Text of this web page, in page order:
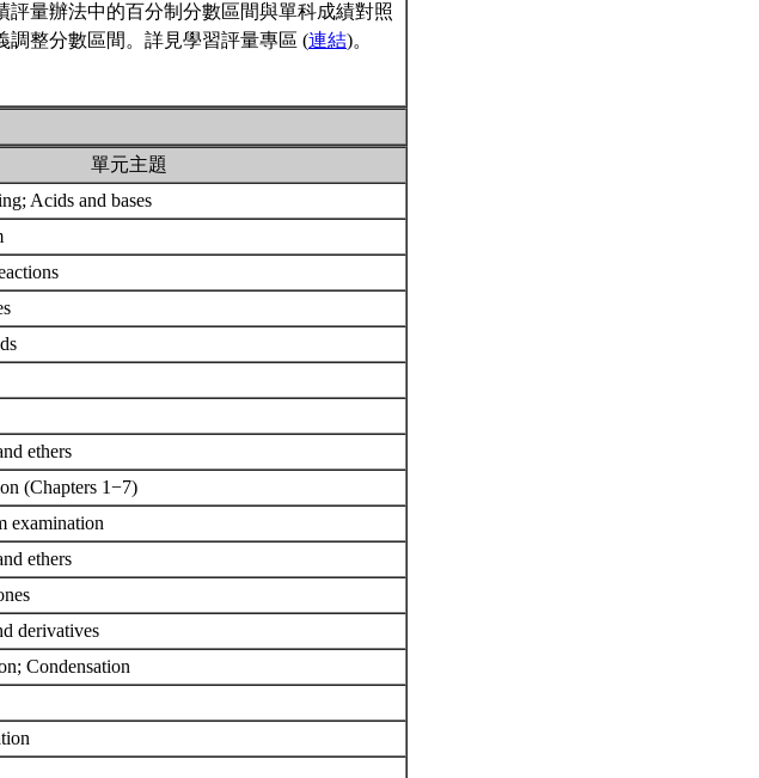
量辦法中的百分制分數區間與單科成績對照
整分數區間。詳見學習評量專區 (連結)。
單元主題
Acids and bases
ethers
(Chapters 1−7)
examination
ethers
derivatives
Condensation